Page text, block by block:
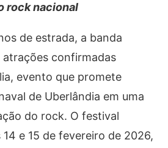
rock nacional
de estrada, a banda
atrações confirmadas
evento que promete
de Uberlândia em uma
do rock. O festival
e 15 de fevereiro de 2026,